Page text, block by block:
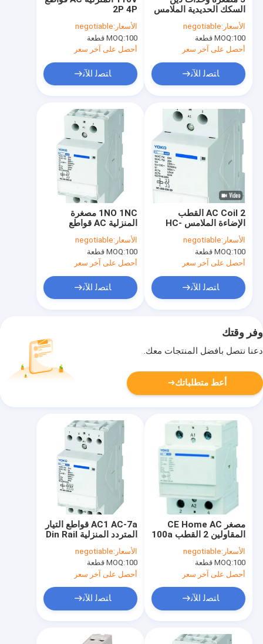
2P 4P
الأسعار:negotiable
MOQ:100 قطعة
أحصل على آخر سعر
ﺎﺘﺼﻟ ﺍﻶﻧ
السكك الحديدية الملامس
المنزلية 4 القطب
الأسعار:negotiable
MOQ:100 قطعة
أحصل على آخر سعر
ﺎﺘﺼﻟ ﺍﻶﻧ
1NO 1NC مصغرة
المنزلية AC قواطع
63amp 2 المرحلة IP20
الأسعار:negotiable
MOQ:100 قطعة
أحصل على آخر سعر
ﺎﺘﺼﻟ ﺍﻶﻧ
AC Coil 2 القطب
الإضاءة الملامس HC-
230V
الأسعار:negotiable
MOQ:100 قطعة
أحصل على آخر سعر
ﺎﺘﺼﻟ ﺍﻶﻧ
وفر وقتك
دعنا نتصل بأفضل المنتجات معك.
أعط متطلباتك
AC1 AC-7a قواطع التيار
المتردد المنزلية Din Rail
40 Amp 4 Pole
Contactor 230V
الأسعار:negotiable
MOQ:100 قطعة
أحصل على آخر سعر
ﺎﺘﺼﻟ ﺍﻶﻧ
مصغر CE Home AC
المقاولين 2 القطب 100a
منخفضة
الأسعار:negotiable
MOQ:100 قطعة
أحصل على آخر سعر
ﺎﺘﺼﻟ ﺍﻶﻧ